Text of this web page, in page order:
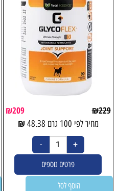
₪229
₪209
מחיר לפי 100 גרם 48.38
₪
פרטים נוספים
הוסף לסל